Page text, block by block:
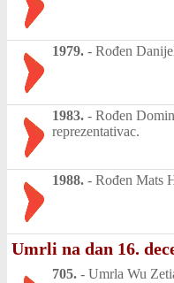
1979. - Rođen
1983. - Rođen
reprezentativac.
1988. - Rođen Mats
Umrli na dan 16.
705. - Umrla Wu